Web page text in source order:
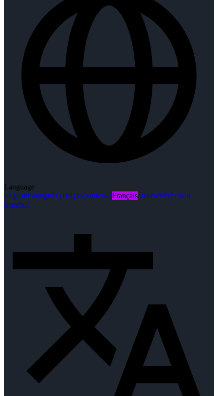
Language
EnglishPortuguês (BR)УкраїнськаFrançaisDeutschРусский
Español